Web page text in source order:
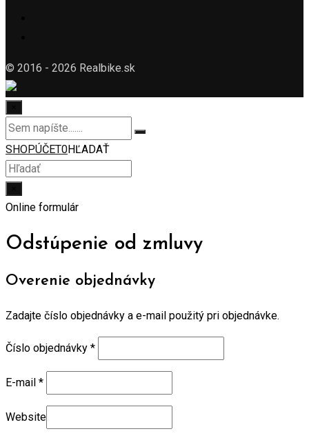
© 2016 - 2026 Realbike.sk
SHOPÚČET0HĽADAŤ
Online formulár
Odstúpenie od zmluvy
Overenie objednávky
Zadajte číslo objednávky a e-mail použitý pri objednávke.
Číslo objednávky *
E-mail *
Website